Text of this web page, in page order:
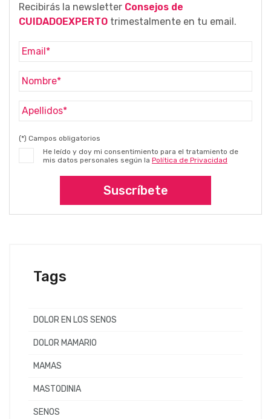
Recibirás la newsletter Consejos de
CUIDADOEXPERTO trimestalmente en tu email.
(*) Campos obligatorios
He leído y doy mi consentimiento para el tratamiento de
mis datos personales según la Política de Privacidad
Suscríbete
Tags
DOLOR EN LOS SENOS
DOLOR MAMARIO
MAMAS
MASTODINIA
SENOS